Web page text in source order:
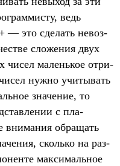
ведь
— это сде­лать невоз­
сло­жения двух
чисел малень­кое отри­
нуж­но учи­тывать
зна­чение, то
с пла­
вни­мания обра­щать
сколь­ко на раз­
мак­сималь­ное